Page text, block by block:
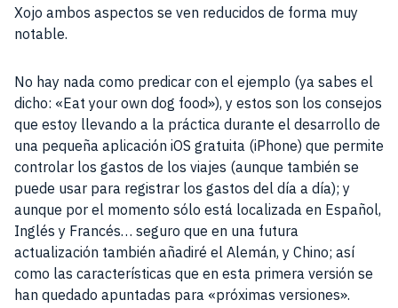
Xojo ambos aspectos se ven reducidos de forma muy
notable.
No hay nada como predicar con el ejemplo (ya sabes el
dicho: «Eat your own dog food»), y estos son los consejos
que estoy llevando a la práctica durante el desarrollo de
una pequeña aplicación iOS gratuita (iPhone) que permite
controlar los gastos de los viajes (aunque también se
puede usar para registrar los gastos del día a día); y
aunque por el momento sólo está localizada en Español,
Inglés y Francés… seguro que en una futura
actualización también añadiré el Alemán, y Chino; así
como las características que en esta primera versión se
han quedado apuntadas para «próximas versiones».